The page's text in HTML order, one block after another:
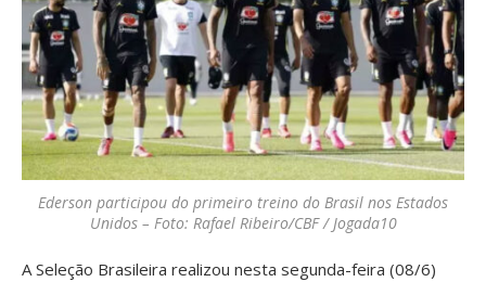
Ederson participou do primeiro treino do Brasil nos Estados
Unidos – Foto: Rafael Ribeiro/CBF / Jogada10
A Seleção Brasileira realizou nesta segunda-feira (08/6)